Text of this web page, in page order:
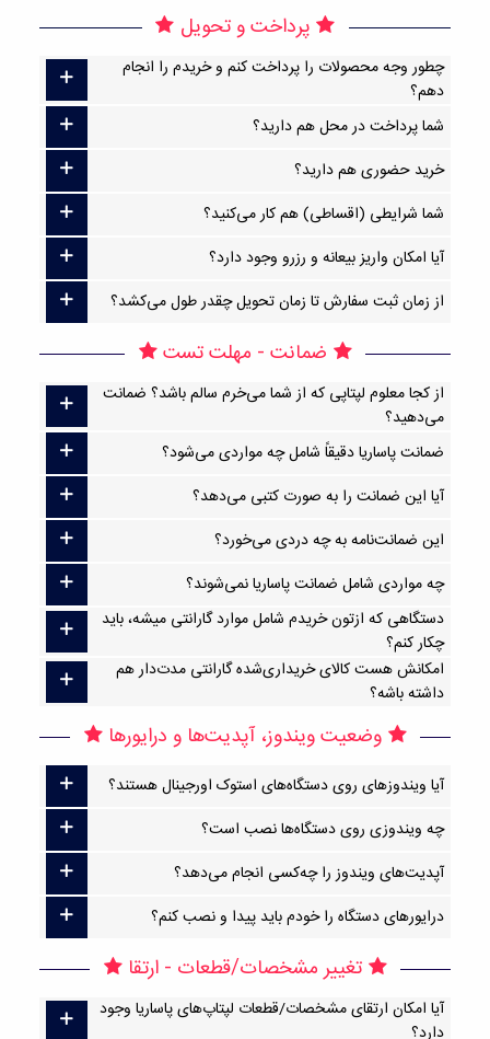
پرداخت و تحویل
چطور وجه محصولات را پرداخت کنم و خریدم را انجام
دهم؟
شما پرداخت در محل هم دارید؟
خرید حضوری هم دارید؟
شما شرایطی (اقساطی) هم کار می‌کنید؟
آیا امکان واریز بیعانه و رزرو وجود دارد؟
از زمان ثبت سفارش تا زمان تحویل چقدر طول می‌کشد؟
ضمانت - مهلت تست
از کجا معلوم لپتاپی که از شما می‌خرم سالم باشد؟ ضمانت
می‌دهید؟
ضمانت پاساریا دقیقاً شامل چه مواردی می‌شود؟
آیا این ضمانت را به صورت کتبی می‌دهد؟
این ضمانت‌نامه به چه دردی می‌خورد؟
چه مواردی شامل ضمانت پاساریا نمی‌شوند؟
دستگاهی که ازتون خریدم شامل موارد گارانتی میشه، باید
چکار کنم؟
امکانش هست کالای خریداری‌شده گارانتی مدت‌دار هم
داشته باشه؟
وضعیت ویندوز، آپدیت‌ها و درایورها
آیا ویندوزهای روی دستگاه‌های استوک اورجینال هستند؟
چه ویندوزی روی دستگاه‌ها نصب است؟
آپدیت‌های ویندوز را چه‌کسی انجام می‌دهد؟
درایورهای دستگاه را خودم باید پیدا و نصب کنم؟
تغییر مشخصات/قطعات - ارتقا
آیا امکان ارتقا‌ی مشخصات/قطعات لپتاپ‌های پاساریا وجود